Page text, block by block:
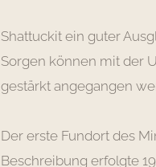
Shattuckit ein guter
Sorgen können mit der
gestärkt angegangen
Der erste Fundort des
Beschreibung erfolgte